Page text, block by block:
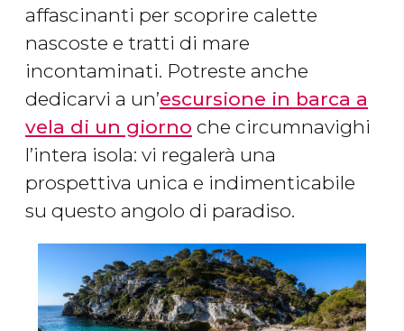
affascinanti per scoprire calette
nascoste e tratti di mare
incontaminati. Potreste anche
dedicarvi a un’escursione in barca a
vela di un giorno che circumnavighi
l’intera isola: vi regalerà una
prospettiva unica e indimenticabile
su questo angolo di paradiso.